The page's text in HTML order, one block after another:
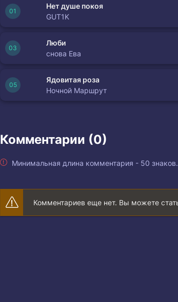
Нет душе покоя
GUT1K
Люби
снова Ева
Ядовитая роза
Ночной Маршрут
Комментарии (0)
Минимальная длина комментария - 50
Комментариев еще нет. Вы можете